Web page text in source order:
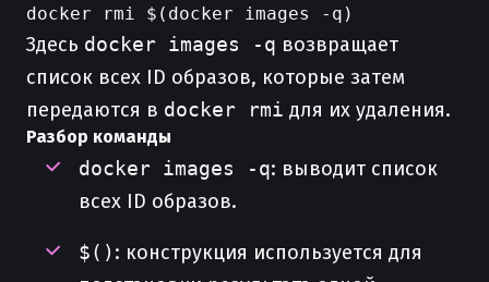
Здесь docker images -q возвращает
список всех ID образов, которые затем
передаются в docker rmi для их удаления.
Разбор команды
docker images -q: выводит список
всех ID образов.
$() : конструкция используется для